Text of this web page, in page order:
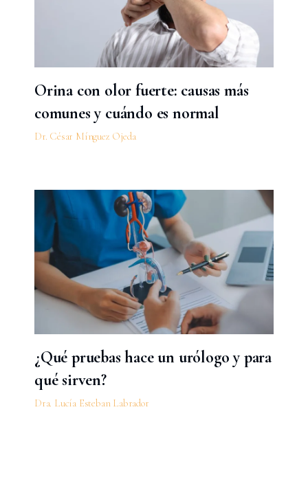
Orina con olor fuerte: causas más
comunes y cuándo es normal
Dr. César Mínguez Ojeda
¿Qué pruebas hace un urólogo y para
qué sirven?
Dra. Lucía Esteban Labrador